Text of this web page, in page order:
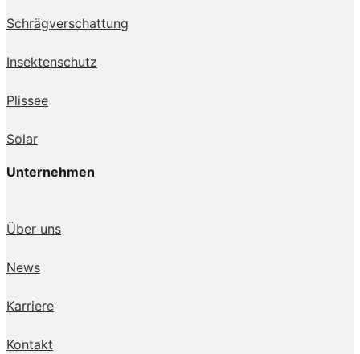
Schrägverschattung
Insektenschutz
Plissee
Solar
Unternehmen
Über uns
News
Karriere
Kontakt